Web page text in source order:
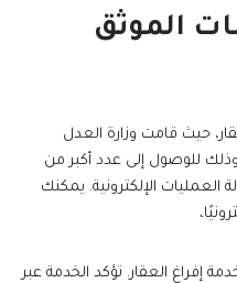
الموثق
حيث قامت وزارة العدل
وذلك للوصول إلى عدد أكبر من
الإلكترونية. يمكنك
إفراغ العقار. تؤكد الخدمة عبر